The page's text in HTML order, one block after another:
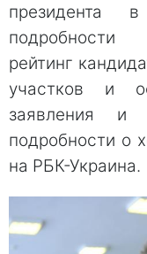
подробности
рейтинг
участков и
заявления и
подробности о
на РБК-Украина.